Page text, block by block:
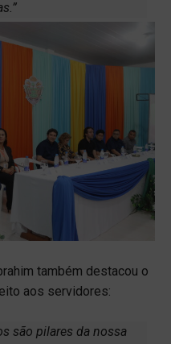
também destacou o
aos servidores:
são pilares da nossa